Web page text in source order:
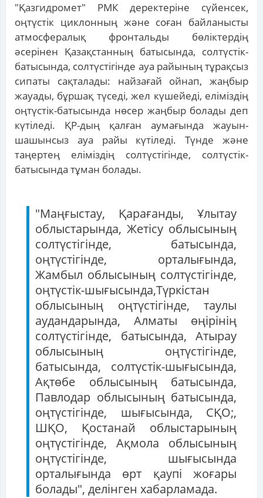
"Қазгидромет" РМК деректеріне сүйенсек,
оңтүстік циклонның және соған байланысты
атмосфералық фронтальды бөліктердің
әсерінен Қазақстанның батысында, солтүстік-
батысында, солтүстігінде ауа райының тұрақсыз
сипаты сақталады: найзағай ойнап, жаңбыр
жауады, бұршақ түседі, жел күшейеді, еліміздің
оңтүстік-батысында нөсер жаңбыр болады деп
күтіледі. ҚР-дың қалған аумағында жауын-
шашынсыз ауа райы күтіледі. Түнде және
таңертең еліміздің солтүстігінде, солтүстік-
батысында тұман болады.
"Маңғыстау, Қарағанды, Ұлытау
облыстарында, Жетісу облысының
солтүстігінде, батысында,
оңтүстігінде, орталығында,
Жамбыл облысының солтүстігінде,
оңтүстік-шығысында,Түркістан
облысының оңтүстігінде, таулы
аудандарында, Алматы өңірінің
солтүстігінде, батысында, Атырау
облысының оңтүстігінде,
батысында, солтүстік-шығысында,
Ақтөбе облысының батысында,
Павлодар облысының батысында,
оңтүстігінде, шығысында, СҚО;,
ШҚО, Қостанай облыстарының
оңтүстігінде, Ақмола облысының
оңтүстігінде, шығысында
орталығында өрт қаупі жоғары
болады", делінген хабарламада.